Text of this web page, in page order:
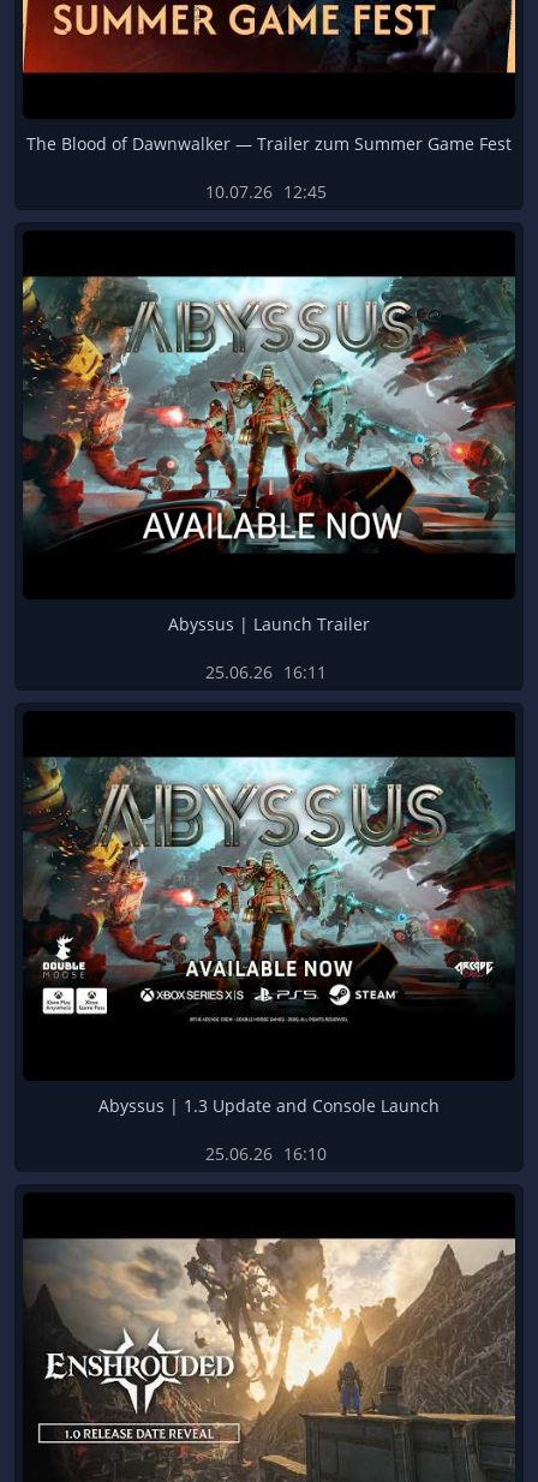
The Blood of Dawnwalker — Trailer zum Summer Game Fest
10.07.26 12:45
Abyssus | Launch Trailer
25.06.26 16:11
Abyssus | 1.3 Update and Console Launch
25.06.26 16:10